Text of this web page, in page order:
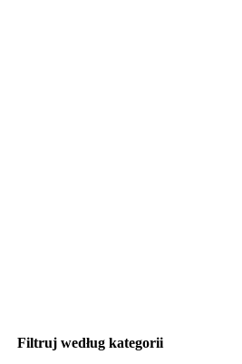
Filtruj według kategorii